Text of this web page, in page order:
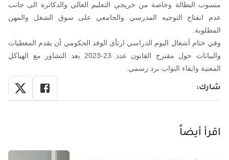
منسوب البطالة وخاصة من خريجي التعليم العالي والدكاترة الى جانب
عدم انفتاح التوجيه المدرسي والجامعي على سوق الشغل والمهن
المطلوبة.
وفي ختام أشغال اليوم الدراسي ارتأى الوفد الحكومي أن يقدم المعطيات
والبيانات حول مقترح القانون عدد 23-2023 بعد التشاور مع الهياكل
المعنية وايفاء النواب برد رسمي.
شارك:
اقرأ أيضاً